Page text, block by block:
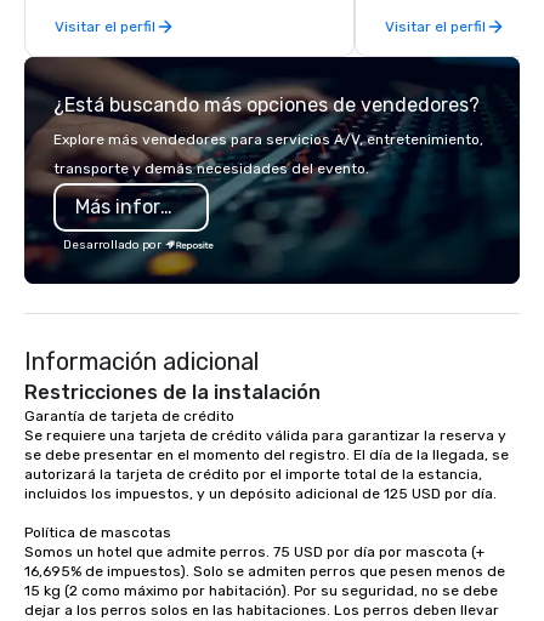
day hikes we provide luxury self-
guided inn-to-in walking vacations
from the gateway City of San
Francisco to the California wine
country with a focus on superb hiking,
lodging, food and wine. We also have
a Monterey Bay Trek.
Visitar el perfil
sourcing,
transportation, VIP
events, exclusive
on-site coordination.
executive gatherings
Spanish, and English,
across destinations
Miami, Los Angeles,
Las Vegas, Chicago,
ground support to
life.
Visitar el perfil
¿Está buscando más opciones de vendedores?
Explore más vendedores para servicios A/V, entretenimiento,
transporte y demás necesidades del evento.
Más información
Desarrollado por
Información adicional
Restricciones de la instalación
Garantía de tarjeta de crédito
Se requiere una tarjeta de crédito válida para garantizar la reserva y
se debe presentar en el momento del registro. El día de la llegada, se
autorizará la tarjeta de crédito por el importe total de la estancia,
incluidos los impuestos, y un depósito adicional de 125 USD por día.
Política de mascotas
Somos un hotel que admite perros. 75 USD por día por mascota (+
16,695% de impuestos). Solo se admiten perros que pesen menos de
15 kg (2 como máximo por habitación). Por su seguridad, no se debe
dejar a los perros solos en las habitaciones. Los perros deben llevar